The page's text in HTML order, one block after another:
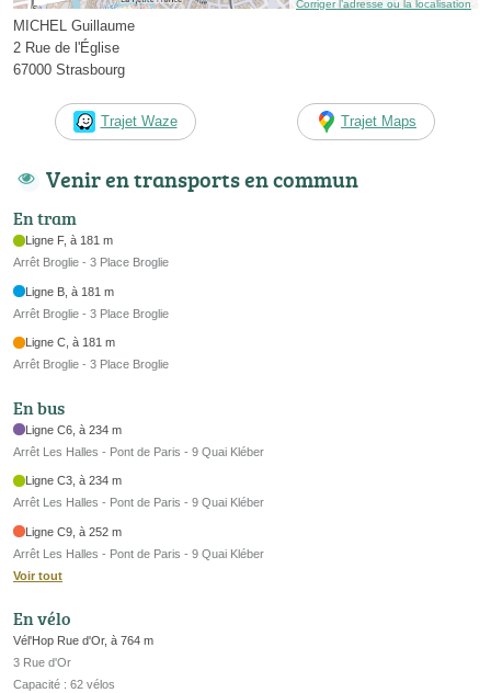
Corriger l’adresse ou la localisation
MICHEL Guillaume
2 Rue de l'Église
67000 Strasbourg
Trajet Waze Trajet Maps
Venir en transports en commun
En tram
Ligne F, à 181 m
Arrêt Broglie - 3 Place Broglie
Ligne B, à 181 m
Arrêt Broglie - 3 Place Broglie
Ligne C, à 181 m
Arrêt Broglie - 3 Place Broglie
En bus
Ligne C6, à 234 m
Arrêt Les Halles - Pont de Paris - 9 Quai Kléber
Ligne C3, à 234 m
Arrêt Les Halles - Pont de Paris - 9 Quai Kléber
Ligne C9, à 252 m
Arrêt Les Halles - Pont de Paris - 9 Quai Kléber
Voir tout
En vélo
Vél'Hop Rue d'Or, à 764 m
3 Rue d'Or
Capacité : 62 vélos